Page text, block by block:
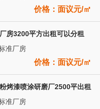
价格：面议元/㎡
房3200平方出租可以分租
准厂房
价格：面议元/㎡
烤漆喷涂研磨厂2500平出租
准厂房